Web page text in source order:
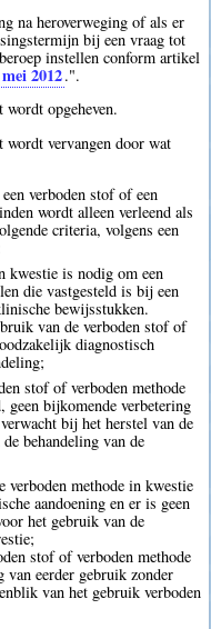
na heroverweging of als er
bij een vraag tot
instellen conform artikel
2012.".
opgeheven.
vervangen door wat
verboden stof of een
wordt alleen verleend als
criteria, volgens een
kwestie is nodig om een
die vastgesteld is bij een
bewijsstukken.
van de verboden stof of
diagnostisch
stof of verboden methode
geen bijkomende verbetering
bij het herstel van de
behandeling van de
verboden methode in kwestie
aandoening en er is geen
het gebruik van de
stof of verboden methode
eerder gebruik zonder
van het gebruik verboden